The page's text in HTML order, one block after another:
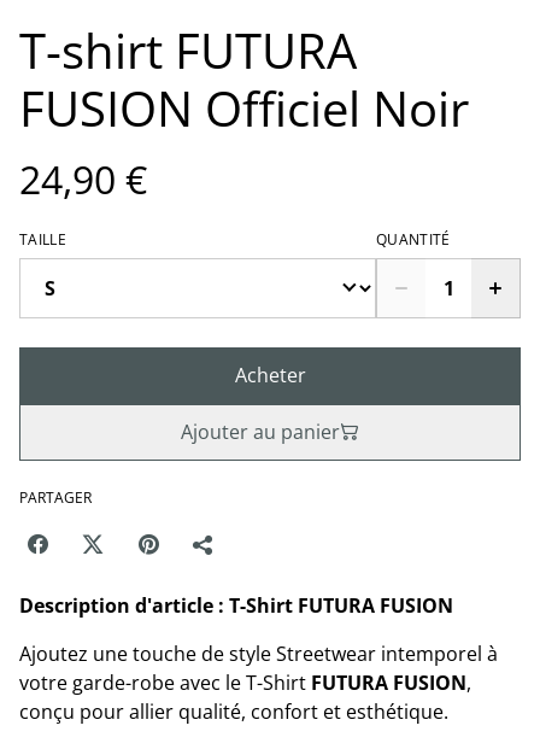
T-shirt FUTURA
FUSION Officiel Noir
24,90 €
TAILLE QUANTITÉ
Acheter
Ajouter au panier
PARTAGER
Description d'article : T-Shirt FUTURA FUSION
Ajoutez une touche de style Streetwear intemporel à
votre garde-robe avec le T-Shirt FUTURA FUSION,
conçu pour allier qualité, confort et esthétique.